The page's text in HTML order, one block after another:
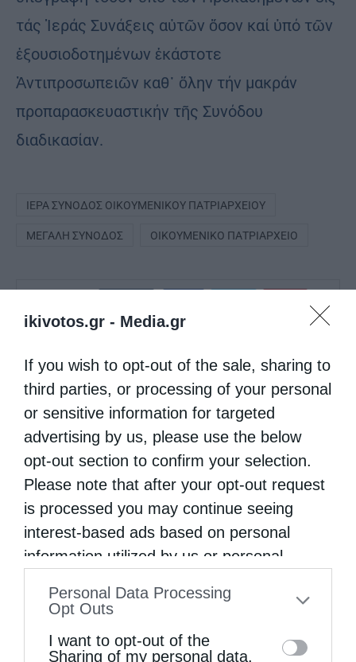
ikivotos.gr - Media.gr
If you wish to opt-out of the sale, sharing to
third parties, or processing of your personal
or sensitive information for targeted
advertising by us, please use the below
opt-out section to confirm your selection.
Please note that after your opt-out request
is processed you may continue seeing
interest-based ads based on personal
information utilized by us or personal
to your opt-out. You may separately opt-out
information by third parties on the IAB’s list
Personal Data Processing
Opt Outs
I want to opt-out of the
Sharing of my personal data.
τάς Ἱεράς Συνάξεις αὐτῶν ὅσον καί ὑπό τῶν
ἐξουσιοδοτημένων ἑκάστοτε
Ἀντιπροσωπειῶν καθ᾿ ὅλην τήν μακράν
προπαρασκευαστικήν τῆς Συνόδου
διαδικασίαν.
ΙΕΡΆ ΣΎΝΟΔΟΣ ΟΙΚΟΥΜΕΝΙΚΟΎ ΠΑΤΡΙΑΡΧΕΊΟΥ
ΜΕΓΆΛΗ ΣΎΝΟΔΟΣ ΟΙΚΟΥΜΕΝΙΚΌ ΠΑΤΡΙΑΡΧΕΊΟ
Προηγούμενο άρθρο
Ισλαμιστές τρομοκρατούν τους Έλληνες της Πόλης –
Πυρπολούν εκκλησίες
Επόμενο άρθρο
Γ. Αμανατίδης: Η Μεγάλη Σύνοδος ελπίδα για όλο τον
χριστιανικό κόσμο
ΔΕΙΤΕ ΕΠΙΣΗΣ